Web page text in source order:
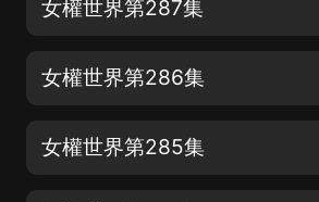
女權世界第287集
女權世界第286集
女權世界第285集